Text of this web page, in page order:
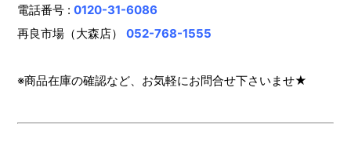
電話番号 :0120-31-6086
再良市場（大森店）052-768-1555
※商品在庫の確認など、お気軽にお問合せ下さいませ★